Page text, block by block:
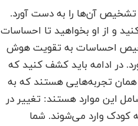
تشخیص آن‌ها را به دست آورد.
و از او بخواهید تا احساسات
احساسات به تقویت هوش
در ادامه باید کشف کنید که
همان تجربه‌هایی هستند که به
این موارد هستند: تغییر در
به کودک وارد می‌شوند. شما